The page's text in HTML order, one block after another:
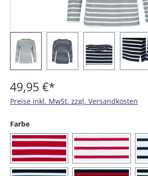
49,95 €*
Preise inkl. MwSt. zzgl. Versandkosten
Farbeauswählen
(02) rot / weiß (03) weiß / rot